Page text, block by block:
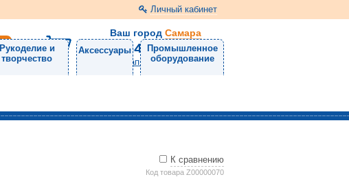
Личный кабинет
Ваш город Самара
8 (846) 300-24-30
Напишите нам
Рукоделие и
творчество
Аксессуары
Промышленное
оборудование
К сравнению
Код товара Z00000070